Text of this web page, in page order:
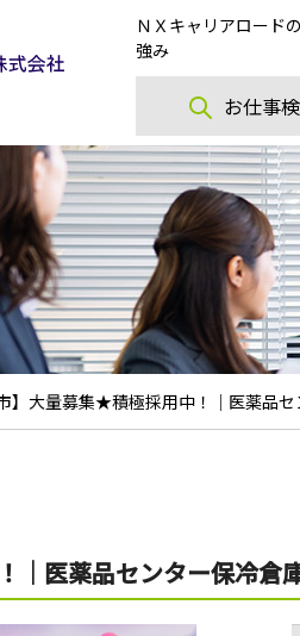
ＮＸキャリアロードの
強み
お仕事
市】大量募集★積極採用中！｜医薬品
｜医薬品センター保冷倉